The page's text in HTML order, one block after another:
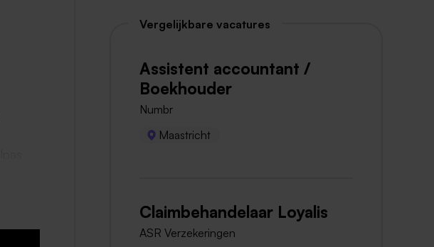
Vergelijkbare vacatures
Assistent accountant /
Boekhouder
Numbr
Maastricht
Claimbehandelaar Loyalis
ASR Verzekeringen